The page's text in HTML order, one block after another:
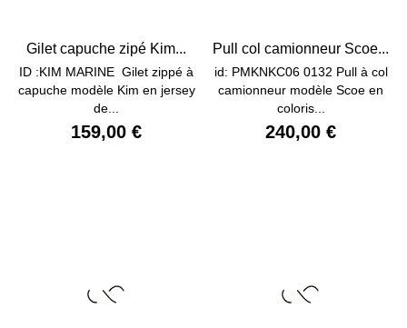
Gilet capuche zipé Kim...
ID :KIM MARINE Gilet zippé à
capuche modèle Kim en jersey
de...
159,00 €
Pull col camionneur Scoe...
id: PMKNKC06 0132 Pull à col
camionneur modèle Scoe en
coloris...
240,00 €